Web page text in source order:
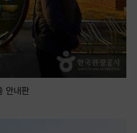
안내판